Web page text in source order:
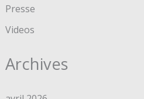
Presse
Videos
Archives